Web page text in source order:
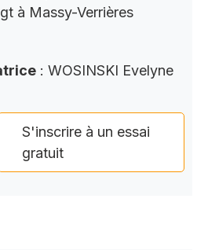
à Massy-Verrières
: WOSINSKI Evelyne
S'inscrire à un essai
gratuit